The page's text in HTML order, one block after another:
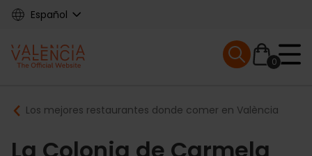
Skip
content
Español
Main
navigation
0
Mobile menu
Breadcrumb
Los mejores restaurantes donde comer en València